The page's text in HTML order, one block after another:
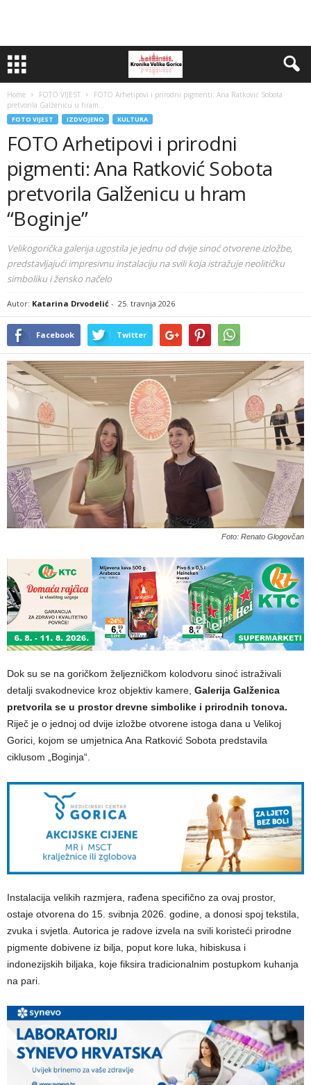
Home FOTO VIJEST
FOTO Arhetipovi i prirodni pigmenti: Ana Ratković Sobota
pretvorila Galženicu u hram...
FOTO VIJEST IZDVOJENO KULTURA
FOTO Arhetipovi i prirodni
pigmenti: Ana Ratković Sobota
pretvorila Galženicu u hram
“Boginje”
Velikogorička galerija ugostila je jednu od dvije sinoć otvorene izložbe,
predstavljajući impresivnu instalaciju na svili koja istražuje neolitičku
simboliku i žensko načelo
Autor: Katarina Drvodelić - 25. travnja 2026
Facebook Twitter
Foto: Renato Glogovčan
Dok su se na goričkom željezničkom kolodvoru sinoć istraživali
detalji svakodnevice kroz objektiv kamere, Galerija Galženica
pretvorila se u prostor drevne simbolike i prirodnih tonova.
Riječ je o jednoj od dvije izložbe otvorene istoga dana u Velikoj
Gorici, kojom se umjetnica Ana Ratković Sobota predstavila
ciklusom „Boginja“.
Instalacija velikih razmjera, rađena specifično za ovaj prostor,
ostaje otvorena do 15. svibnja 2026. godine, a donosi spoj tekstila,
zvuka i svjetla. Autorica je radove izvela na svili koristeći prirodne
pigmente dobivene iz bilja, poput kore luka, hibiskusa i
indonezijskih biljaka, koje fiksira tradicionalnim postupkom kuhanja
na pari.